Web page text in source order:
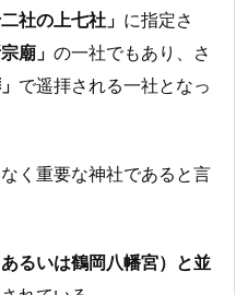
二社の上七社」 に指定さ
廟」 の一社でもあり、さ
で遥拝される一社となっ
く重要な神社であると言
るいは鶴岡八幡宮）と並